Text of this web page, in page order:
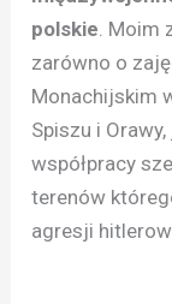
polskie .
zarówno o
Monachijskim
Spiszu i
współpracy
terenów
agresji